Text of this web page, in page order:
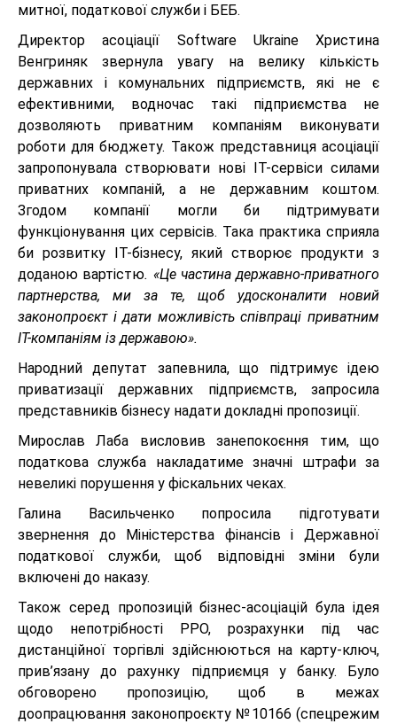
митної, податкової служби і БЕБ.
Директор асоціації Software Ukraine Христина
Венгриняк звернула увагу на велику кількість
державних і комунальних підприємств, які не є
ефективними, водночас такі підприємства не
дозволяють приватним компаніям виконувати
роботи для бюджету. Також представниця асоціації
запропонувала створювати нові ІТ-сервіси силами
приватних компаній, а не державним коштом.
Згодом компанії могли би підтримувати
функціонування цих сервісів. Така практика сприяла
би розвитку ІТ-бізнесу, який створює продукти з
доданою вартістю. «Це частина державно-приватного
партнерства, ми за те, щоб удосконалити новий
законопроєкт і дати можливість співпраці приватним
ІТ-компаніям із державою».
Народний депутат запевнила, що підтримує ідею
приватизації державних підприємств, запросила
представників бізнесу надати докладні пропозиції.
Мирослав Лаба висловив занепокоєння тим, що
податкова служба накладатиме значні штрафи за
невеликі порушення у фіскальних чеках.
Галина Васильченко попросила підготувати
звернення до Міністерства фінансів і Державної
податкової служби, щоб відповідні зміни були
включені до наказу.
Також серед пропозицій бізнес-асоціацій була ідея
щодо непотрібності РРО, розрахунки під час
дистанційної торгівлі здійснюються на карту-ключ,
прив’язану до рахунку підприємця у банку. Було
обговорено пропозицію, щоб в межах
доопрацювання законопроєкту №10166 (спецрежим